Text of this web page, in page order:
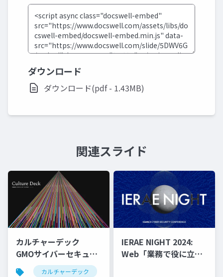
ダウンロード
ダウンロード(pdf - 1.43MB)
関連スライド
カルチャーデック
GMOサイバーセキュリ
ティ byイエラエ株式会
カルチャーデック
IERAE NIGHT 2024:
Web「業務で役に立っ